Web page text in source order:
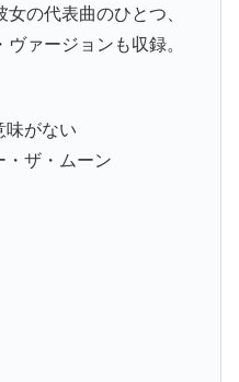
の代表曲のひとつ、
ヴァージョンも収録。
味がない
・ザ・ムーン